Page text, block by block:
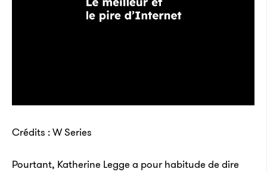
Crédits : W Series
Pourtant, Katherine Legge a pour habitude de dire